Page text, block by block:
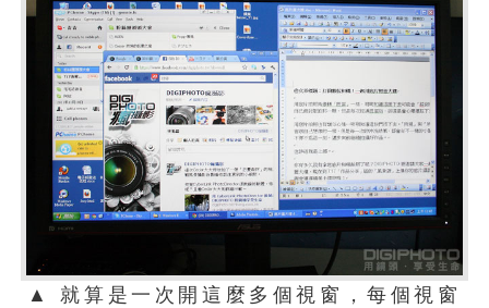
▲ 就算是一次開這麼多個視窗，每個視窗